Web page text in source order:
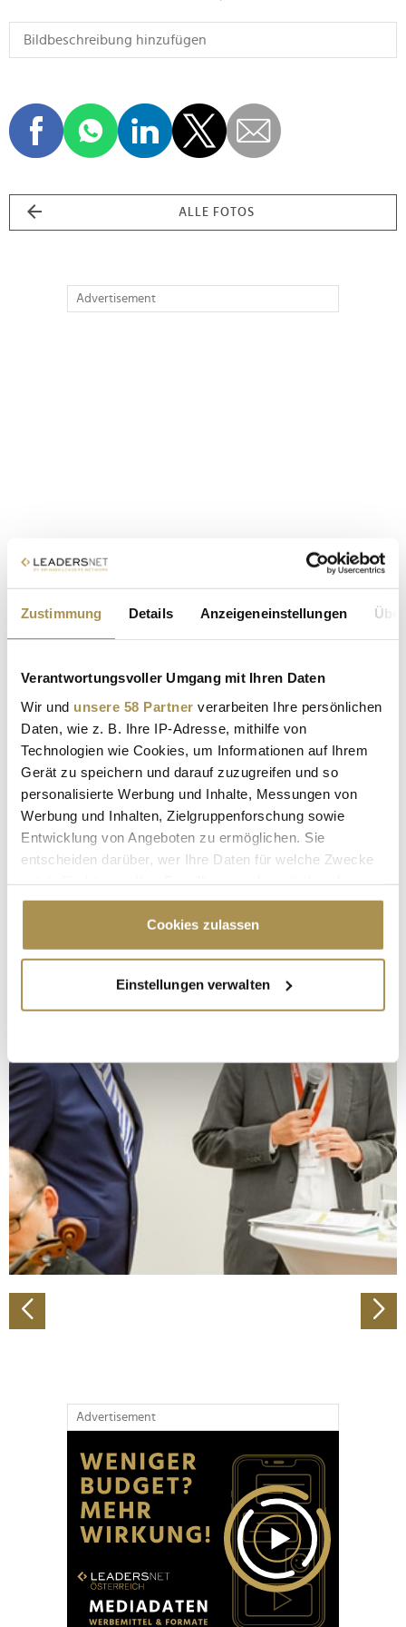
Zustimmung Details Anzeigeneinstellungen
Verantwortungsvoller Umgang mit Ihren Daten
Wir und unsere 58 Partner verarbeiten Ihre persönlichen
Daten, wie z. B. Ihre IP-Adresse, mithilfe von
Technologien wie Cookies, um Informationen auf Ihrem
Gerät zu speichern und darauf zuzugreifen und so
personalisierte Werbung und Inhalte, Messungen von
Werbung und Inhalten, Zielgruppenforschung sowie
Entwicklung von Angeboten zu ermöglichen. Sie
entscheiden darüber, wer Ihre Daten für welche Zwecke
Cookie-Erklärung oder durch Klicken auf das Privacy
Trigger Symbol ändern oder widerrufen
Informationen über Ihre geografische Lage
erfassen, welche bis auf einige Meter genau sein
bestimmten Merkmalen (Fingerprinting) identifizieren
Erfahren Sie mehr darüber, wie Ihre persönlichen Daten
verarbeitet werden, und legen Sie Ihre Präferenzen im
Abschnitt Einzelheiten
fest.
Wir verwenden Cookies, um Inhalte und Anzeigen zu
personalisieren, Funktionen für soziale Medien anbieten
zu können und die Zugriffe auf unsere Website zu
analysieren. Außerdem geben wir Informationen zu Ihrer
Verwendung unserer Website an unsere Partner für
soziale Medien, Werbung und Analysen weiter. Unsere
Partner führen diese Informationen möglicherweise mit
Cookies zulassen
Einstellungen verwalten
ALLE FOTOS
Advertisement
Advertisement